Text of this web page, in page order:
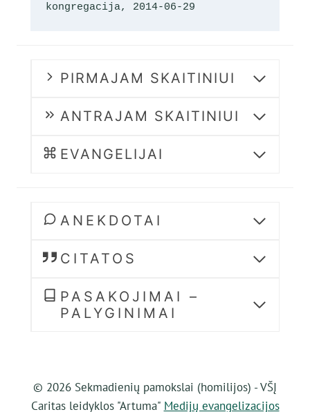
kongregacija, 2014-06-29
PIRMAJAM SKAITINIUI
ANTRAJAM SKAITINIUI
EVANGELIJAI
ANEKDOTAI
CITATOS
PASAKOJIMAI –
PALYGINIMAI
© 2026 Sekmadienių pamokslai (homilijos) - VŠĮ
Caritas leidyklos "Artuma" Medijų evangelizacijos